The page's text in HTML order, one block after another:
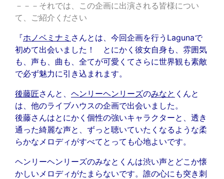
－－－それでは、この企画に出演される皆様につい
て、ご紹介ください
『ホノベミナミ さんとは、今回企画を行うLagunaで
初めて出会いました！ とにかく彼女自身も、雰囲気
も、声も、曲も、全てが可愛くてさらに世界観も素敵
で必ず魅力に引き込まれます。
後藤匠さんと、 ヘンリーヘンリーズのみなと くんと
は、他のライブハウスの企画で出会いました。
後藤さんはとにかく個性の強いキャラクターと、透き
通った綺麗な声と、ずっと聴いていたくなるような柔
らかなメロディがすべてとっても心地よいです。
ヘンリーヘンリーズのみなとくんは渋い声とどこか懐
かしいメロディがたまらないです。誰の心にも突き刺